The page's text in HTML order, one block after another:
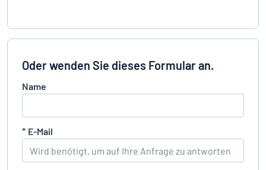
Oder wenden Sie dieses Formular an.
Name
* E-Mail